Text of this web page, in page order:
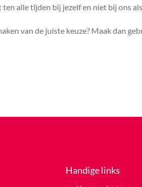
alle tijden bij jezelf en niet bij ons
van de juiste keuze? Maak dan
Handige links